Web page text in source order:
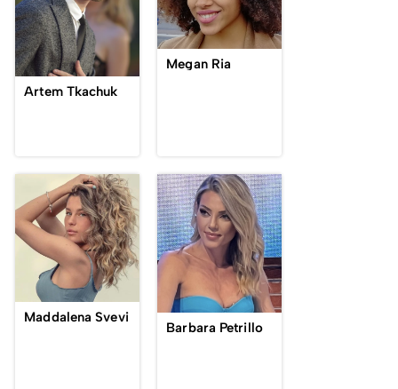
Artem Tkachuk
Megan Ria
Maddalena Svevi
Barbara Petrillo